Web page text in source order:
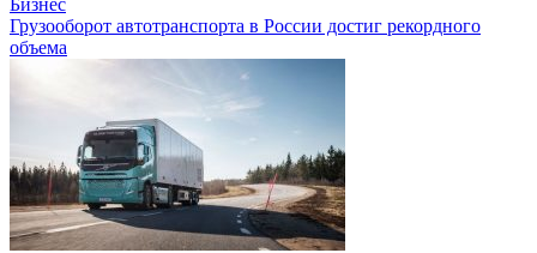
Бизнес
Грузооборот автотранспорта в России достиг рекордного
объема